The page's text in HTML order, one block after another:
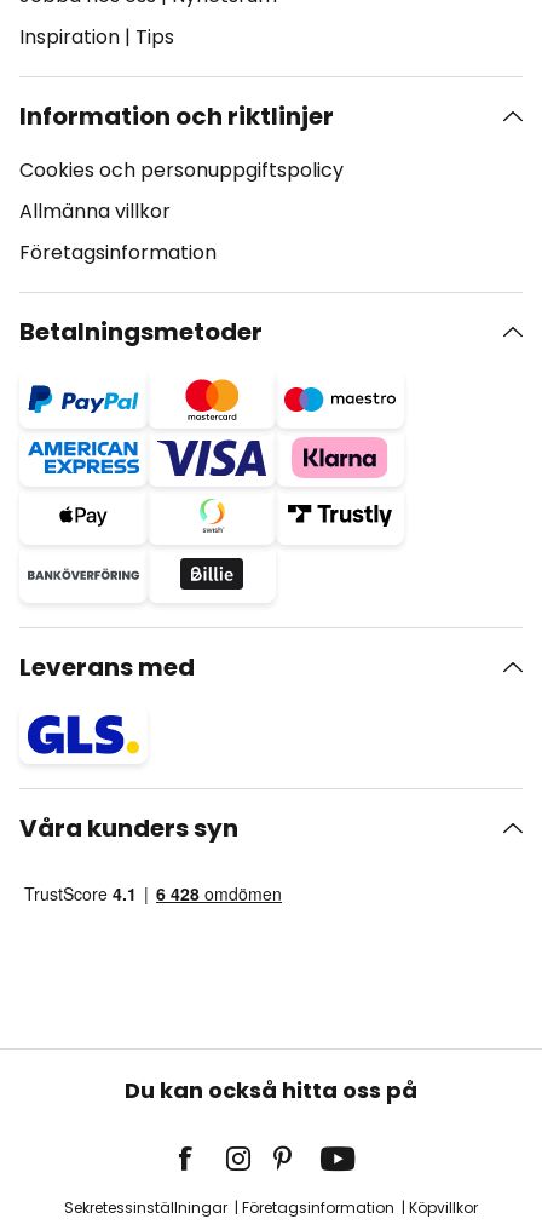
Inspiration | Tips
Information och riktlinjer
Cookies och personuppgiftspolicy
Allmänna villkor
Företagsinformation
Betalningsmetoder
Leverans med
Våra kunders syn
Du kan också hitta oss på
Sekretessinställningar Företagsinformation Köpvillkor